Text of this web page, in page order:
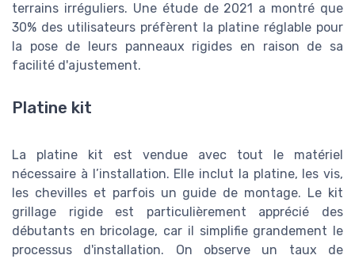
terrains irréguliers. Une étude de 2021 a montré que
30% des utilisateurs préfèrent la platine réglable pour
la pose de leurs panneaux rigides en raison de sa
facilité d'ajustement.
Platine kit
La platine kit est vendue avec tout le matériel
nécessaire à l’installation. Elle inclut la platine, les vis,
les chevilles et parfois un guide de montage. Le kit
grillage rigide est particulièrement apprécié des
débutants en bricolage, car il simplifie grandement le
processus d'installation. On observe un taux de